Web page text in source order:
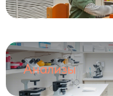
Анализы